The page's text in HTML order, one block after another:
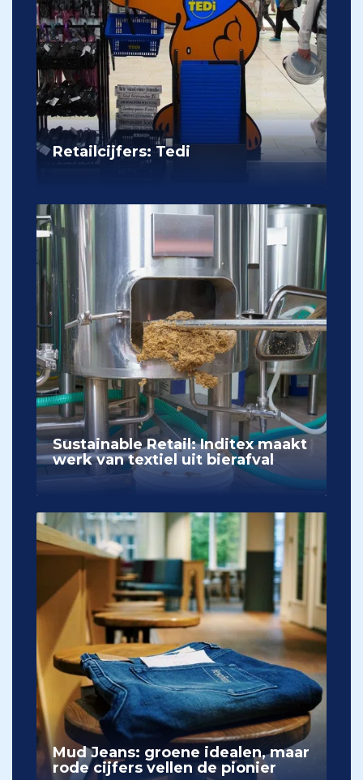
Retailcijfers: Tedi
Sustainable Retail: Inditex maakt
werk van textiel uit bierafval
Mud Jeans: groene idealen, maar
rode cijfers vellen de pionier